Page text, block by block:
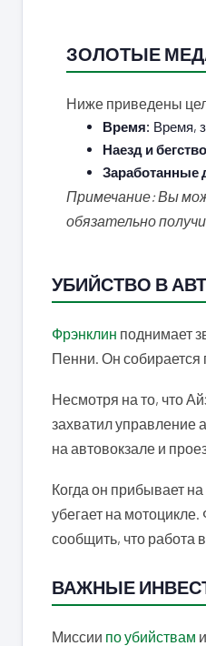
ЗОЛОТЫЕ
Ниже приведены
Время: Время,
Наезд и
Заработанные
Примечание: Вы
обязательно
УБИЙСТВО В
Фрэнклин поднимает
Пенни. Он собирается
Несмотря на то, что
захватил управление
на автовокзале и
Когда он прибывает
убегает на
сообщить, что работа
ВАЖНЫЕ
Миссии по убийствам